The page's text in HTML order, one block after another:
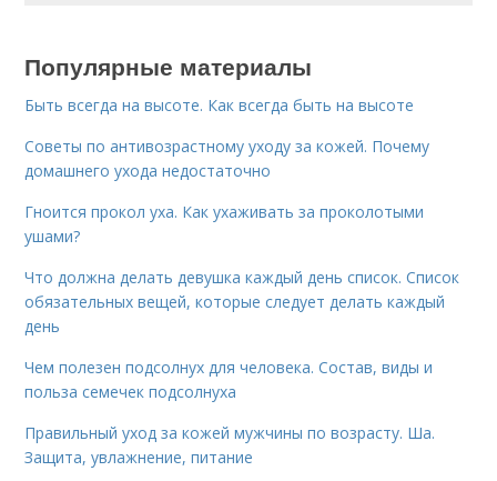
Популярные материалы
Быть всегда на высоте. Как всегда быть на высоте
Советы по антивозрастному уходу за кожей. Почему
домашнего ухода недостаточно
Гноится прокол уха. Как ухаживать за проколотыми
ушами?
Что должна делать девушка каждый день список. Список
обязательных вещей, которые следует делать каждый
день
Чем полезен подсолнух для человека. Состав, виды и
польза семечек подсолнуха
Правильный уход за кожей мужчины по возрасту. Ша.
Защита, увлажнение, питание